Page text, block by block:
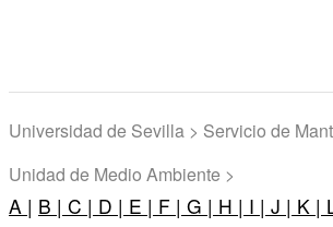
Universidad de Sevilla > Servicio de
Unidad de Medio Ambiente >
A | B | C | D | E | F | G | H | I | J | K |